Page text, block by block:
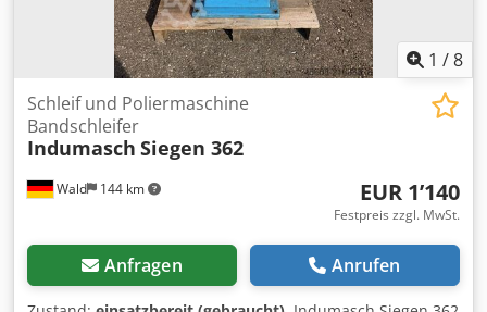
1 /8
Wald 144 km
Schleif und Poliermaschine
Bandschleifer
Indumasch Siegen 362
EUR 1’140
Festpreis zzgl. MwSt.
Anfragen Anrufen